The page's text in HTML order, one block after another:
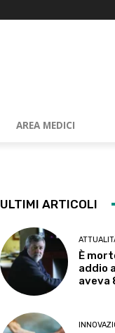
AREA MEDICI
ULTIMI ARTICOLI
È
addio
aveva